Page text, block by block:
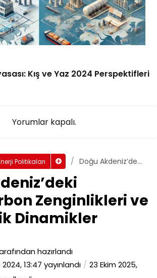
Kış ve Yaz 2024 Perspektifleri
Yorumlar kapalı.
Politikaları
Doğu Akdeniz’deki
Jeopolitik
Dinamikler
Zenginlikleri ve
Dinamikler
hazırlandı
13:47 yayınlandı
23 Ekim 2025,